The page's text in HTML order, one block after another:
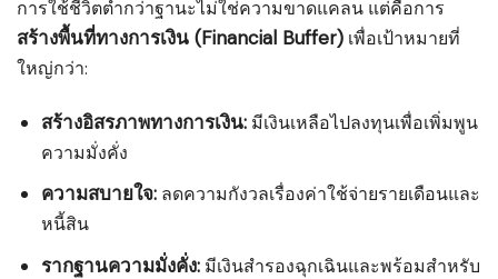
การใช้ชีวิตต่ำกว่าฐานะไม่ใช่ความขาดแคลน แต่คือการ
สร้างพื้นที่ทางการเงิน (Financial Buffer) เพื่อเป้าหมายที่
ใหญ่กว่า:
สร้างอิสรภาพทางการเงิน: มีเงินเหลือไปลงทุนเพื่อเพิ่มพูน
ความมั่งคั่ง
ความสบายใจ: ลดความกังวลเรื่องค่าใช้จ่ายรายเดือนและ
หนี้สิน
รากฐานความมั่งคั่ง: มีเงินสำรองฉุกเฉินและพร้อมสำหรับ